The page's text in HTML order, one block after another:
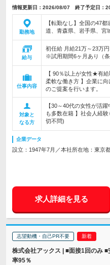
情報更新日：2026/08/07 終了予定日：
勤務地
【転勤なし】全国の47
道、青森県、岩手県、宮
給与
初任給 月給21万～23万
※試用期間6ヶ月あり（
仕事内容
【 90％以上が女性★有
柔軟な働き方 】企業に
のご提案を行います。
対象と
なる方
【30～40代の女性が活
も多数在籍 】社会人経
切不問)
企業データ
設立：1947年7月／本社所在地：東京
求人詳細を見る
志望動機・自己PR不要
株式会社アックス | ■面接1回のみ
率95％